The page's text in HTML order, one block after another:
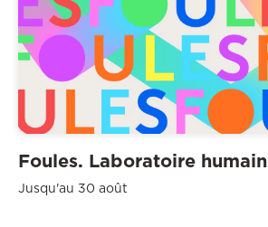
Foules. Laboratoire humain
Jusqu'au 30 août